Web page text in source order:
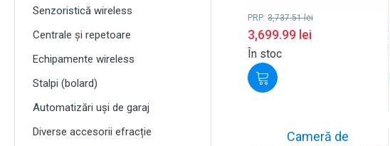
Senzoristică wireless
Centrale și repetoare
Echipamente wireless
Stalpi (bolard)
Automatizări uși de garaj
Diverse accesorii efracție
PRP: 3,737.51lei
3,699.99 lei
În stoc
Cameră de